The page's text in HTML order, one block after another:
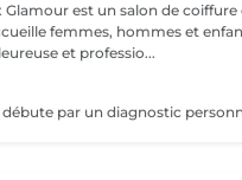
Glamour est un salon de coiffure
femmes, hommes et
et professio...